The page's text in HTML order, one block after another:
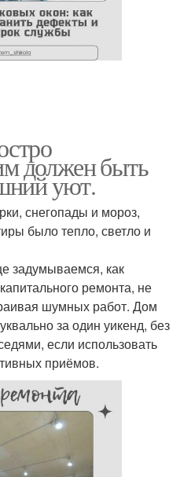
должен быть
уют.
снегопады и мороз,
было тепло, светло и
задумываемся, как
ремонта, не
шумных работ. Дом
за один уикенд, без
если использовать
приёмов.